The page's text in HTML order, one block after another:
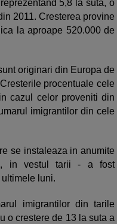
5,8 la suta, o
2011. Cresterea provine
la aproape 520.000 de
originari din Europa de
procentuale cele
cazul celor proveniti din
imigrantilor din cele
se instaleaza in anumite
in vestul tarii - a fost
luni.
imigrantilor din tarile
o crestere de 13 la suta a